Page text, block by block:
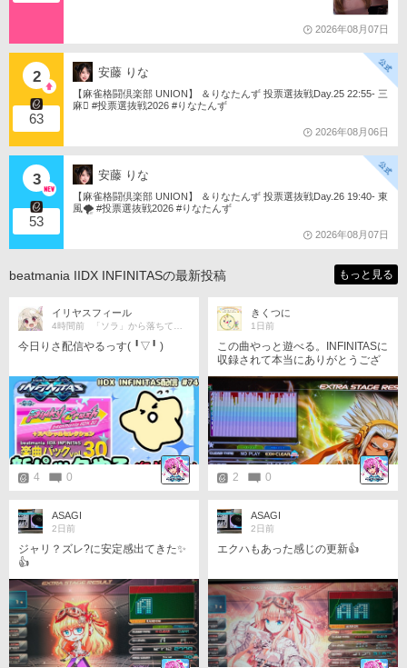
2026年08月07日
2
63
安藤 りな
【麻雀格闘倶楽部 UNION】 ＆りなたんず 投票選抜戦Day.25 22:55- 三
麻󾆽 #投票選抜戦2026 #りなたんず
2026年08月06日
3
53
安藤 りな
【麻雀格闘倶楽部 UNION】 ＆りなたんず 投票選抜戦Day.26 19:40- 東
風🌪️ #投票選抜戦2026 #りなたんず
2026年08月07日
beatmania IIDX INFINITASの最新投稿 もっと見る
イリヤスフィール
4時間前 「ソラ」から落ちてきた宇宙人。
今日りさ配信やるっす(⁠ ⁠╹⁠▽⁠╹⁠ ⁠)
4 0
きくつに
1日前
この曲やっと遊べる。INFINITASに
収録されて本当にありがとうござ
います。
2 0
ASAGI
2日前
ジャリ？ズレ?に安定感出てきた✨
👍
ASAGI
2日前
エクハもあった感じの更新👍